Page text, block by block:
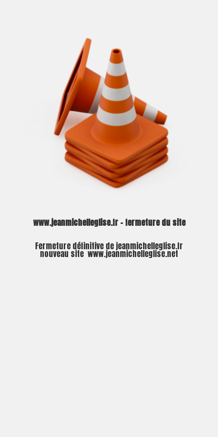
www.jeanmichelleglise.fr – fermeture du site
Fermeture définitive de jeanmichelleglise.fr
nouveau site www.jeanmichelleglise.net